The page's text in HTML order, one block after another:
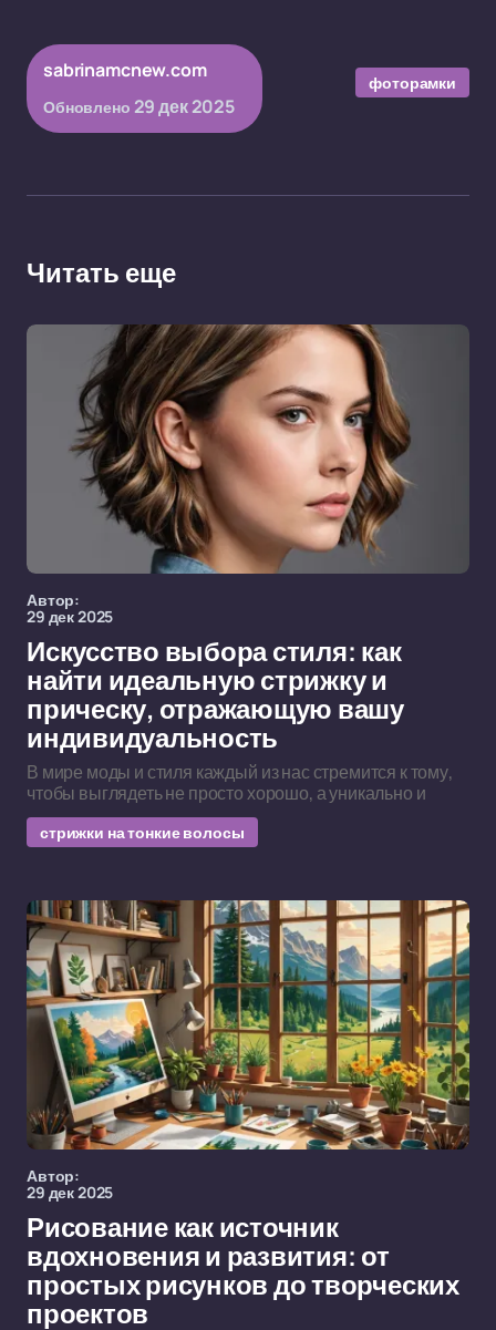
sabrinamcnew.com
Обновлено 29 дек 2025
фоторамки
Читать еще
Автор:
29 дек 2025
Искусство выбора стиля: как
найти идеальную стрижку и
прическу, отражающую вашу
индивидуальность
В мире моды и стиля каждый из нас стремится к тому,
чтобы выглядеть не просто хорошо, а уникально и
стрижки на тонкие волосы
Автор:
29 дек 2025
Рисование как источник
вдохновения и развития: от
простых рисунков до творческих
проектов